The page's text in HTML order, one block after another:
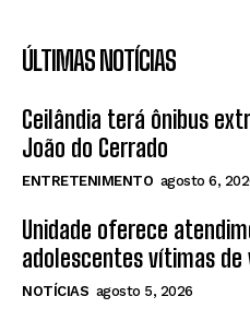
ÚLTIMAS NOTÍCIAS
Ceilândia terá ônibus
João do Cerrado
ENTRETENIMENTO agosto 6,
Unidade oferece
adolescentes vítimas de
NOTÍCIAS agosto 5, 2026